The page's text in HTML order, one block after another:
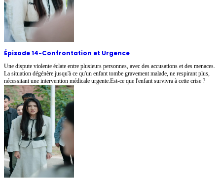
Épisode 14-Confrontation et Urgence
Une dispute violente éclate entre plusieurs personnes, avec des accusations et des menaces.
La situation dégénère jusqu'à ce qu'un enfant tombe gravement malade, ne respirant plus,
nécessitant une intervention médicale urgente.Est-ce que l'enfant survivra à cette crise ?